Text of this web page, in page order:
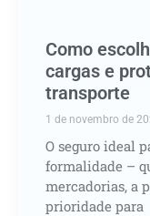
Como
cargas e
transporte
1 de novembro de
O seguro ideal
formalidade –
mercadorias, a
prioridade para